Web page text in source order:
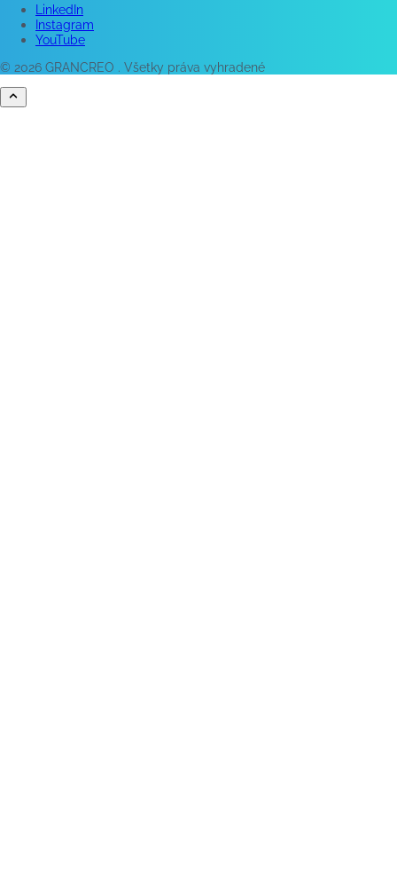
LinkedIn
Instagram
YouTube
© 2026 GRANCREO . Všetky práva vyhradené